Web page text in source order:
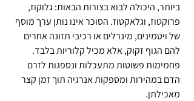
ביותר, היכולה לבוא בצורות הבאות: גלוקוז,
פרוקטוז, וגלאקטוז. הסוכר אינו נותן ערך מוסף
של ויטמינים, מינרלים או רכיבי תזונה אחרים
להם הגוף זקוק, אלא מכיל קלוריות בלבד.
פחמימות פשוטות מתעכלות ונספגות לזרם
הדם במהירות ומספקות אנרגיה תוך זמן קצר
מאכילתן.